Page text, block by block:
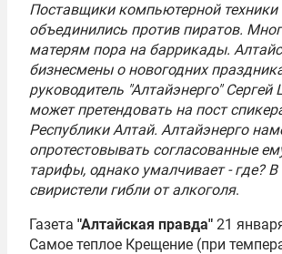
Поставщики компьютерной техники
объединились против пиратов.
матерям пора на баррикады.
бизнесмены о новогодних
руководитель "Алтайэнерго"
может претендовать на пост
Республики Алтай. Алтайэнерго
опротестовывать согласованные
тарифы, однако умалчивает - где? В
свиристели гибли от алкоголя.
Газета "Алтайская правда" 21
Самое теплое Крещение (при